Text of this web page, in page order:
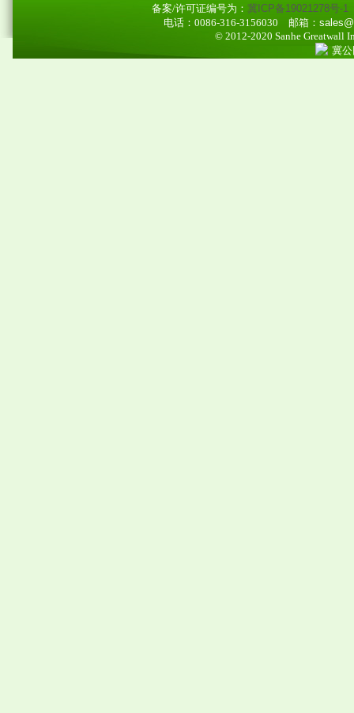
备案/许可证编号为： 冀ICP备19021278号-1
电话：0086-316-3156030 邮箱：
© 2012-2020 Sanhe Greatwall
冀